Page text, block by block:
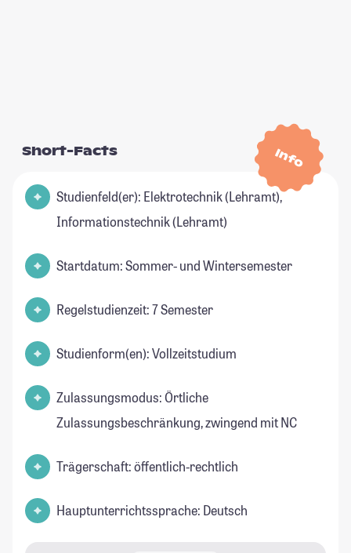
Info
Short-Facts
Studienfeld(er): Elektrotechnik (Lehramt),
Informationstechnik (Lehramt)
Startdatum: Sommer- und Wintersemester
Regelstudienzeit: 7 Semester
Studienform(en): Vollzeitstudium
Zulassungsmodus: Örtliche
Zulassungsbeschränkung, zwingend mit NC
Trägerschaft: öffentlich-rechtlich
Hauptunterrichtssprache: Deutsch